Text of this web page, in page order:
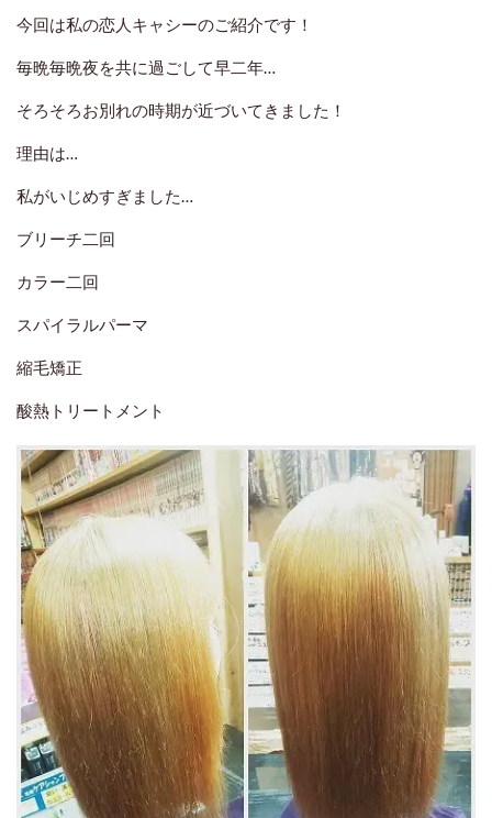
今回は私の恋人キャシーのご紹介です！
毎晩毎晩夜を共に過ごして早二年…
そろそろお別れの時期が近づいてきました！
理由は…
私がいじめすぎました…
ブリーチ二回
カラー二回
スパイラルパーマ
縮毛矯正
酸熱トリートメント